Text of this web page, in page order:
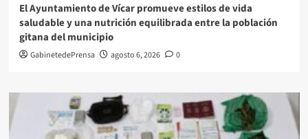
El Ayuntamiento de Vícar promueve estilos de vida
saludable y una nutrición equilibrada entre la población
gitana del municipio
GabinetedePrensa agosto 6, 2026 0